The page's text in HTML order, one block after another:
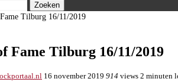
Zoeken
Tilburg 16/11/2019
Fame Tilburg 16/11/2019
16 november 2019 914 views 2 minuten